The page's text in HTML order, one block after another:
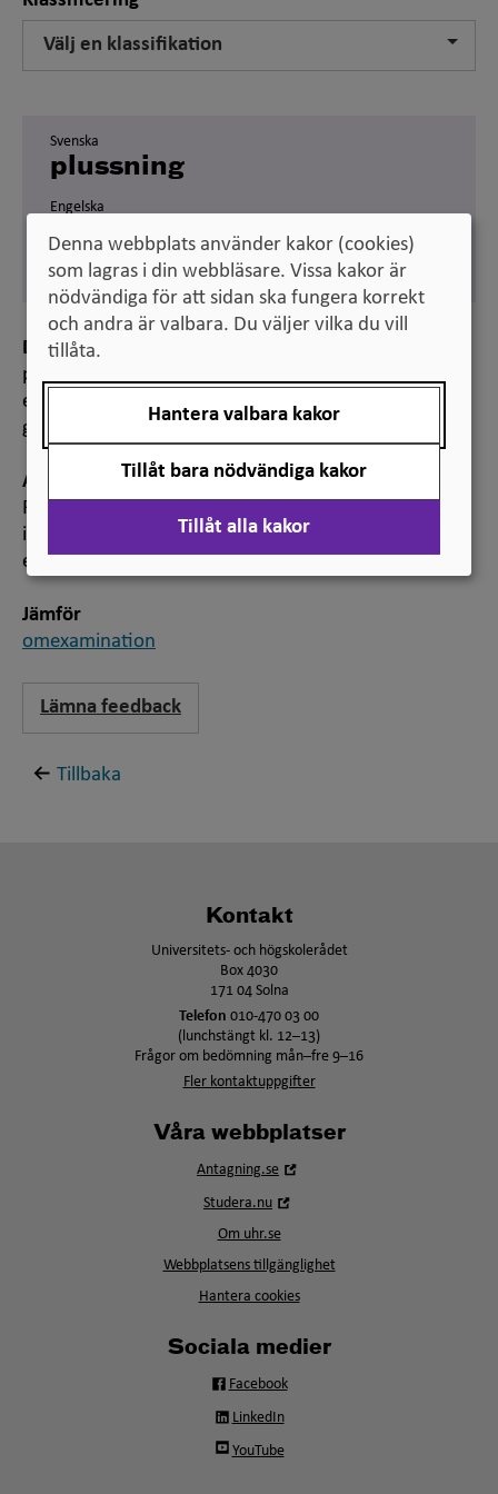
Välj en klassifikation
Svenska
plussning
Engelska
grade improvement
assessment
Definition
process som innebär att student som redan
examinerats med godkänt resultat på nytt kan
genomföra en tentamen i syfte att höja betyget
Anmärkning
På de flesta lärosäten är plussning inte tillåten. Det är
inte tillåtet att ”plussa” kurser som ingår i uttagen
examen.
Jämför
omexamination
Lämna feedback
Tillbaka
Kontakt
Universitets- och högskolerådet
Box 4030
171 04 Solna
Telefon 010-470 03 00
(lunchstängt kl. 12–13)
Frågor om bedömning mån–fre 9–16
Fler kontaktuppgifter
Våra webbplatser
Antagning.se
Studera.nu
fönster
Om uhr.se
Webbplatsens tillgänglighet
Hantera cookies
Sociala medier
Facebook
LinkedIn
YouTube
Denna webbplats använder kakor (cookies)
som lagras i din webbläsare. Vissa kakor är
nödvändiga för att sidan ska fungera korrekt
och andra är valbara. Du väljer vilka du vill
tillåta.
Hantera valbara kakor
Tillåt bara nödvändiga kakor
Tillåt alla kakor